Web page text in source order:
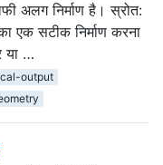
अलग निर्माण है। स्रोत:
एक सटीक निर्माण करना
या …
output